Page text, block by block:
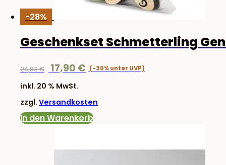
-28%
Geschenkset Schmetterling
24,83€
Ursprünglicher
war:
24,83 €
17,90 €
inkl. 20 % MwSt.
zzgl. Versandkosten
In den Warenkorb